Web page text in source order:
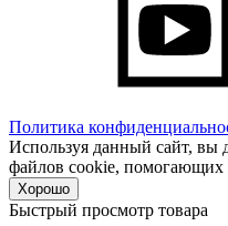
Политика
Используя данный сайт, вы
файлов cookie, помогающих
Хорошо
Быстрый просмотр товара